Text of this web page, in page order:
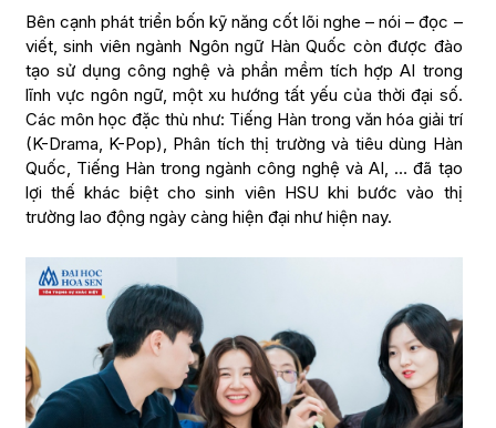
Bên cạnh phát triển bốn kỹ năng cốt lõi nghe – nói – đọc –
viết, sinh viên ngành Ngôn ngữ Hàn Quốc còn được đào
tạo sử dụng công nghệ và phần mềm tích hợp AI trong
lĩnh vực ngôn ngữ, một xu hướng tất yếu của thời đại số.
Các môn học đặc thù như: Tiếng Hàn trong văn hóa giải trí
(K-Drama, K-Pop), Phân tích thị trường và tiêu dùng Hàn
Quốc, Tiếng Hàn trong ngành công nghệ và AI, … đã tạo
lợi thế khác biệt cho sinh viên HSU khi bước vào thị
trường lao động ngày càng hiện đại như hiện nay.